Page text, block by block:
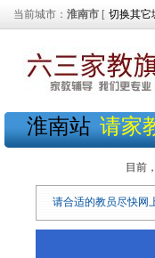
当前城市： 淮南市 [ 切换其它
淮南站 请家
目前
请合适的教员尽快网